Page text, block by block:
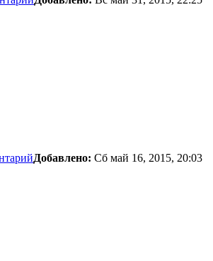
Добавлено: Сб май 16, 2015, 20:03